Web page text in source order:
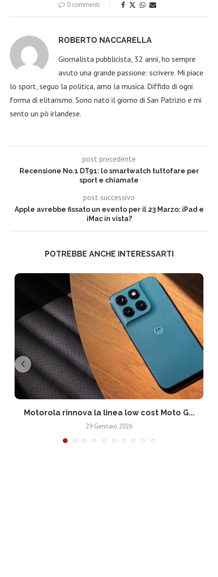
0 commenti
ROBERTO NACCARELLA
Giornalista pubblicista, 32 anni, ho sempre
avuto una grande passione: scrivere. Mi piace
lo sport, seguo la politica, amo la musica. Diffido di ogni
forma di elitarismo. Sono nato il giorno di San Patrizio e mi
sento un pò irlandese.
post precedente
Recensione No.1 DT91: lo smartwatch tuttofare per
sport e chiamate
post successivo
Apple avrebbe fissato un evento per il 23 Marzo: iPad e
iMac in vista?
POTREBBE ANCHE INTERESSARTI
Motorola rinnova la linea low cost Moto G...
29 Gennaio 2026